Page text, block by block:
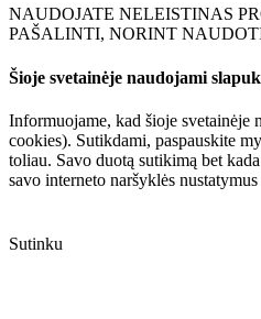
NAUDOJATE NELEISTINAS
PAŠALINTI, NORINT
Šioje svetainėje naudojami
Informuojame, kad šioje svetainėje
cookies). Sutikdami, paspauskite
toliau. Savo duotą sutikimą bet
savo interneto naršyklės
Sutinku